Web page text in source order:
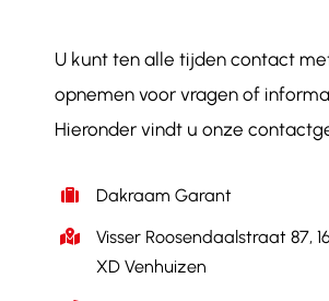
U kunt ten alle tijden contact
opnemen voor vragen of
Hieronder vindt u onze
Dakraam Garant
Visser Roosendaalstraat 87,
XD Venhuizen